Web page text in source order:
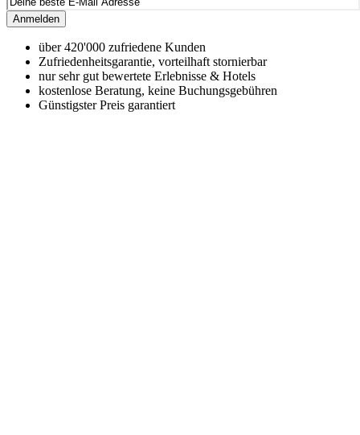
Anmelden
über 420'000 zufriedene Kunden
Zufriedenheitsgarantie, vorteilhaft stornierbar
nur sehr gut bewertete Erlebnisse & Hotels
kostenlose Beratung, keine Buchungsgebühren
Günstigster Preis garantiert